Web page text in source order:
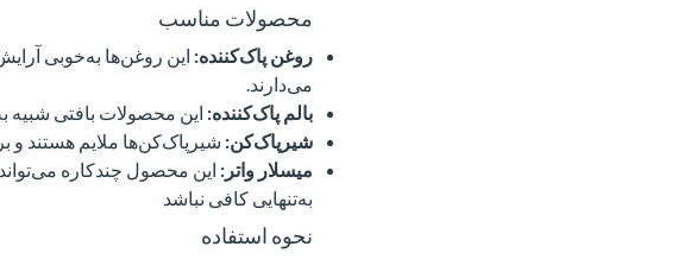
محصولات مناسب
روغن پاک‌کننده: این روغن‌ها به‌خوبی
می‌دارند.
بالم پاک‌کننده: این محصولات بافتی شبیه
شیرپاک‌کن: شیرپاک‌کن‌ها ملایم هستند
میسلار واتر: این محصول چندکاره
به‌تنهایی کافی نباشد
نحوه استفاده